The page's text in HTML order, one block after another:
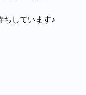
ちしています♪